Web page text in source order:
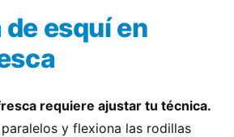
esquí en
requiere ajustar tu técnica.
y flexiona las rodillas